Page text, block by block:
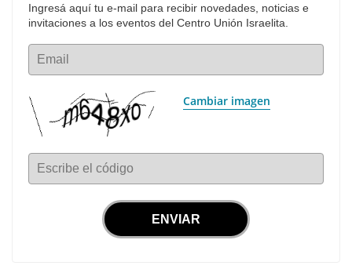
Ingresá aquí tu e-mail para recibir novedades, noticias e
invitaciones a los eventos del Centro Unión Israelita.
Email
Cambiar imagen
Escribe el código